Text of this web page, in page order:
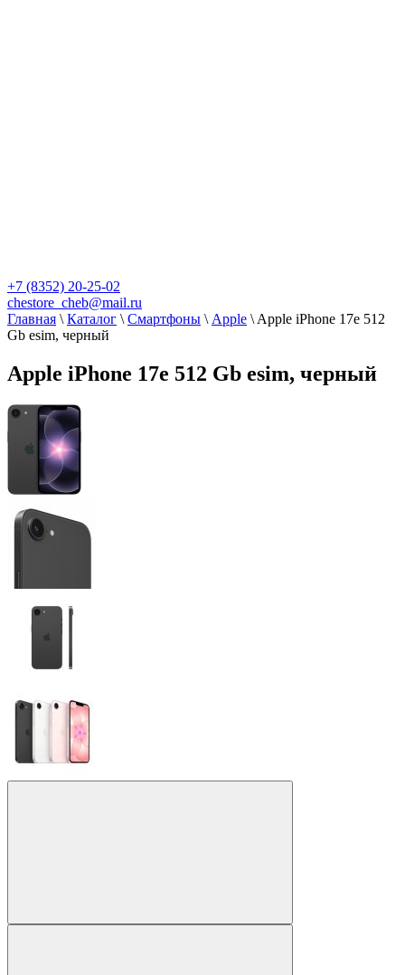
+7 (8352) 20-25-02
chestore_cheb@mail.ru
Главная \ Каталог \ Смартфоны \ Apple \ Apple iPhone 17e 512
Gb esim, черный
Apple iPhone 17e 512 Gb esim, черный